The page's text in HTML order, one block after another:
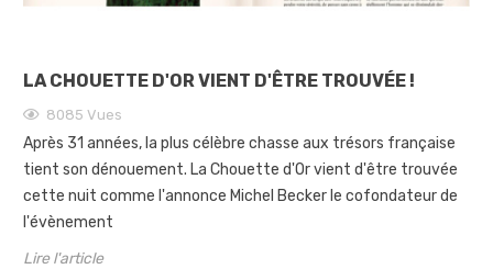
LA CHOUETTE D'OR VIENT D'ÊTRE TROUVÉE !
8085 Vues
Après 31 années, la plus célèbre chasse aux trésors française
tient son dénouement. La Chouette d'Or vient d'être trouvée
cette nuit comme l'annonce Michel Becker le cofondateur de
l'évènement
Lire l'article